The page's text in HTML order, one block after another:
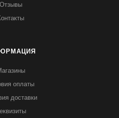
Отзывы
оплаты
доставки